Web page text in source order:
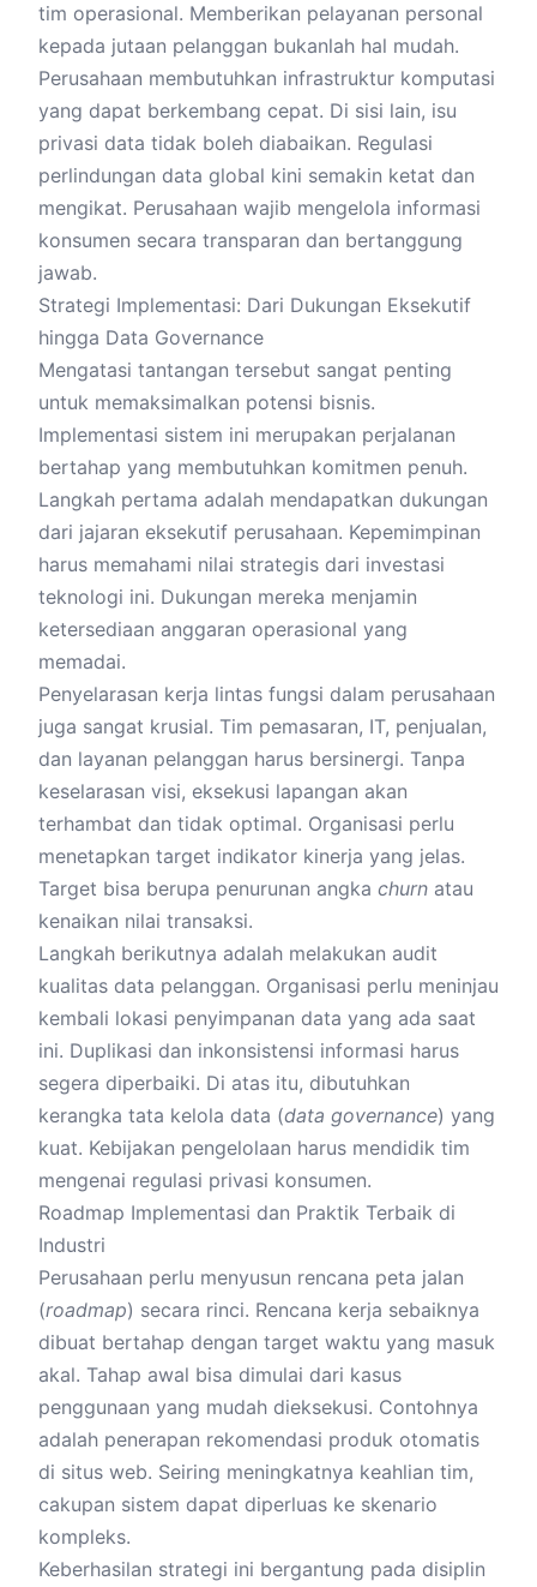
tim operasional. Memberikan pelayanan personal
kepada jutaan pelanggan bukanlah hal mudah.
Perusahaan membutuhkan infrastruktur komputasi
yang dapat berkembang cepat. Di sisi lain, isu
privasi data tidak boleh diabaikan. Regulasi
perlindungan data global kini semakin ketat dan
mengikat. Perusahaan wajib mengelola informasi
konsumen secara transparan dan bertanggung
jawab.
Strategi Implementasi: Dari Dukungan Eksekutif
hingga Data Governance
Mengatasi tantangan tersebut sangat penting
untuk memaksimalkan potensi bisnis.
Implementasi sistem ini merupakan perjalanan
bertahap yang membutuhkan komitmen penuh.
Langkah pertama adalah mendapatkan dukungan
dari jajaran eksekutif perusahaan. Kepemimpinan
harus memahami nilai strategis dari investasi
teknologi ini. Dukungan mereka menjamin
ketersediaan anggaran operasional yang
memadai.
Penyelarasan kerja lintas fungsi dalam perusahaan
juga sangat krusial. Tim pemasaran, IT, penjualan,
dan layanan pelanggan harus bersinergi. Tanpa
keselarasan visi, eksekusi lapangan akan
terhambat dan tidak optimal. Organisasi perlu
menetapkan target indikator kinerja yang jelas.
Target bisa berupa penurunan angka churn atau
kenaikan nilai transaksi.
Langkah berikutnya adalah melakukan audit
kualitas data pelanggan. Organisasi perlu meninjau
kembali lokasi penyimpanan data yang ada saat
ini. Duplikasi dan inkonsistensi informasi harus
segera diperbaiki. Di atas itu, dibutuhkan
kerangka tata kelola data (data governance) yang
kuat. Kebijakan pengelolaan harus mendidik tim
mengenai regulasi privasi konsumen.
Roadmap Implementasi dan Praktik Terbaik di
Industri
Perusahaan perlu menyusun rencana peta jalan
(roadmap) secara rinci. Rencana kerja sebaiknya
dibuat bertahap dengan target waktu yang masuk
akal. Tahap awal bisa dimulai dari kasus
penggunaan yang mudah dieksekusi. Contohnya
adalah penerapan rekomendasi produk otomatis
di situs web. Seiring meningkatnya keahlian tim,
cakupan sistem dapat diperluas ke skenario
kompleks.
Keberhasilan strategi ini bergantung pada disiplin